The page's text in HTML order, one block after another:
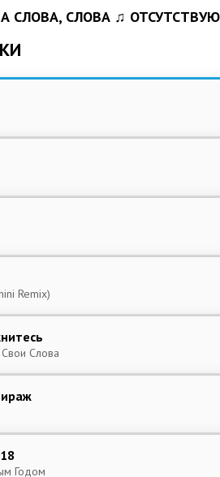
СЛОВА, СЛОВА ♫
Remix)
Слова
Годом